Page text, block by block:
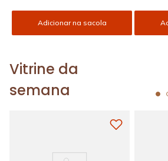
Adicionar na sacola
Vitrine da
semana